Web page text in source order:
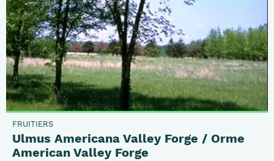
FRUITIERS
Ulmus Americana Valley Forge / Orme
American Valley Forge